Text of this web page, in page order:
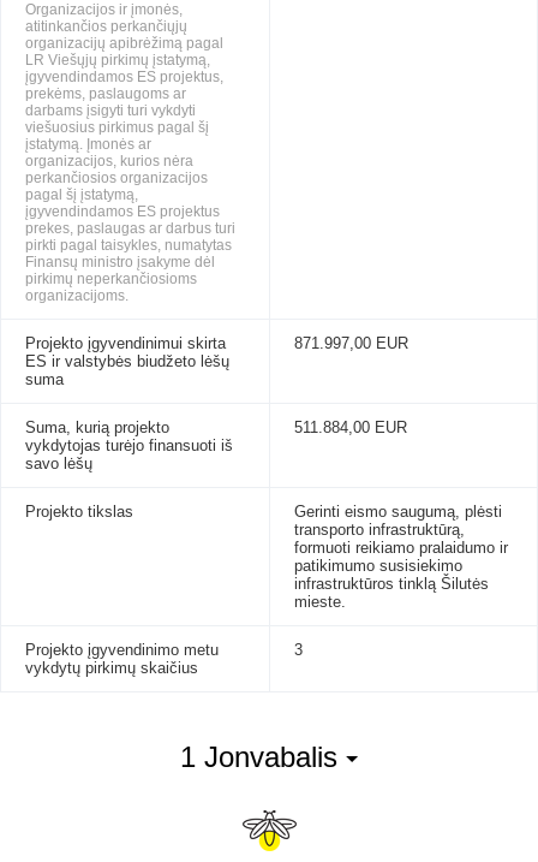
Organizacijos ir įmonės,
atitinkančios perkančiųjų
organizacijų apibrėžimą pagal
LR Viešųjų pirkimų įstatymą,
įgyvendindamos ES projektus,
prekėms, paslaugoms ar
darbams įsigyti turi vykdyti
viešuosius pirkimus pagal šį
įstatymą. Įmonės ar
organizacijos, kurios nėra
perkančiosios organizacijos
pagal šį įstatymą,
įgyvendindamos ES projektus
prekes, paslaugas ar darbus turi
pirkti pagal taisykles, numatytas
Finansų ministro įsakyme dėl
pirkimų neperkančiosioms
organizacijoms.
Projekto įgyvendinimui skirta
ES ir valstybės biudžeto lėšų
suma
871.997,00 EUR
Suma, kurią projekto
vykdytojas turėjo finansuoti iš
savo lėšų
511.884,00 EUR
Projekto tikslas
Gerinti eismo saugumą, plėsti
transporto infrastruktūrą,
formuoti reikiamo pralaidumo ir
patikimumo susisiekimo
infrastruktūros tinklą Šilutės
mieste.
Projekto įgyvendinimo metu
vykdytų pirkimų skaičius
3
1 Jonvabalis